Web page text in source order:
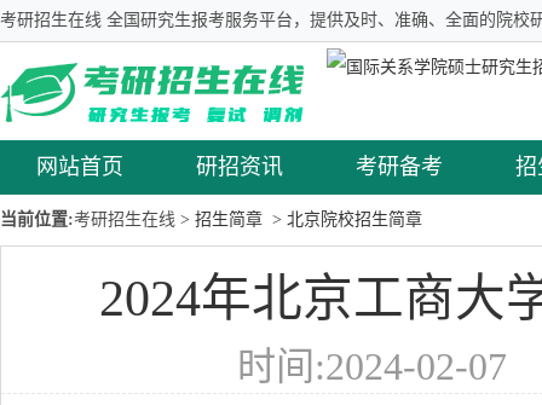
考研招生在线 全国研究生报考服务平台，提供及时、准确、全面的院校
网站首页 研招资讯 考研备考 招
当前位置:考研招生在线 > 招生简章 > 北京院校招生简章
2024年北京工商大
时间:2024-02-